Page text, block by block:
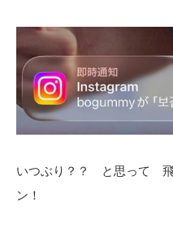
いつぶり？？ と思って
ン！